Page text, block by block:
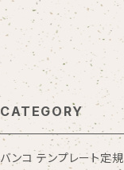
CATEGORY
バンコ テンプレート定規